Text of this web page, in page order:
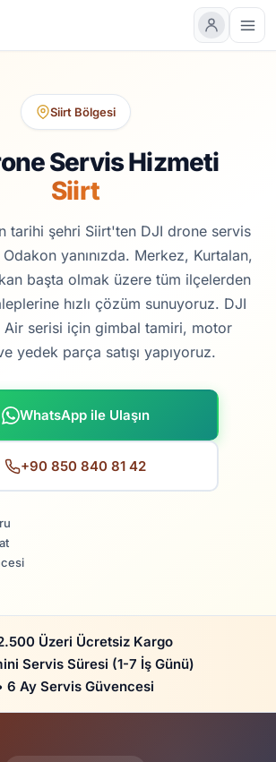
Siirt Bölgesi
Servis Hizmeti
Siirt
tarihi şehri Siirt'ten DJI drone servis
yanınızda. Merkez, Kurtalan,
başta olmak üzere tüm ilçelerden
hızlı çözüm sunuyoruz. DJI
Air serisi için gimbal tamiri, motor
yedek parça satışı yapıyoruz.
WhatsApp ile Ulaşın
+90 850 840 81 42
Üzeri Ücretsiz Kargo
Servis Süresi (1-7 İş Günü)
6 Ay Servis Güvencesi